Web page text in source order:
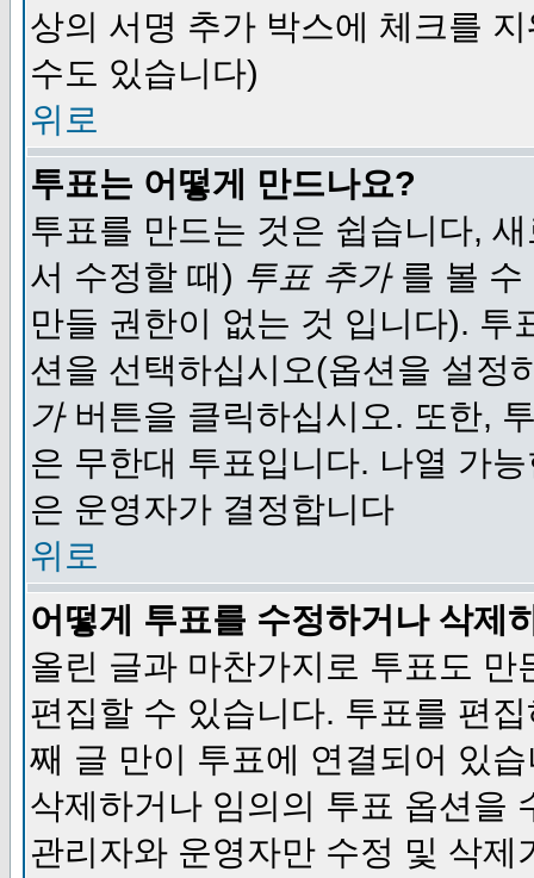
상의 서명 추가 박스에 체크를
수도 있습니다)
위로
투표는 어떻게 만드나요?
투표를 만드는 것은 쉽습니다,
서 수정할 때) 투표 추가를 볼 수
만들 권한이 없는 것 입니다).
션을 선택하십시오(옵션을 설정
가버튼을 클릭하십시오. 또한,
은 무한대 투표입니다. 나열 가
은 운영자가 결정합니다
위로
어떻게 투표를 수정하거나 삭제
올린 글과 마찬가지로 투표도
편집할 수 있습니다. 투표를 편
째 글 만이 투표에 연결되어 있
삭제하거나 임의의 투표 옵션을
관리자와 운영자만 수정 및 삭